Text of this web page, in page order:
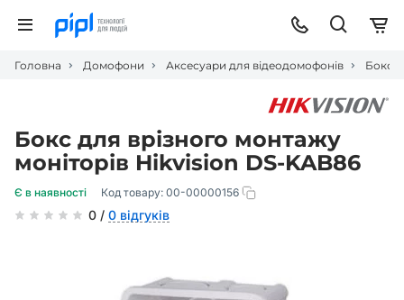
Головна Домофони Аксесуари для відеодомофонів Бокс
Бокс для врізного монтажу
моніторів Hikvision DS-KAB86
Є в наявності Код товару: 00-00000156
0 / 0 відгуків